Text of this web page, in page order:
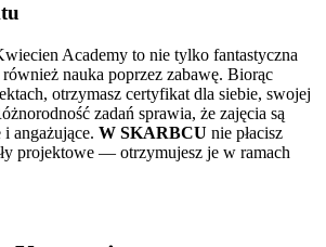
Academy to nie tylko fantastyczna
nauka poprzez zabawę. Biorąc
otrzymasz certyfikat dla siebie, swojej
zadań sprawia, że zajęcia są
angażujące. W SKARBCU nie płacisz
projektowe — otrzymujesz je w ramach